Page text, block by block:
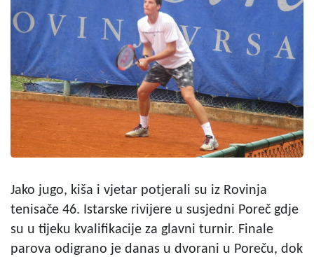
Jako jugo, kiša i vjetar potjerali su iz Rovinja
tenisače 46. Istarske rivijere u susjedni Poreč gdje
su u tijeku kvalifikacije za glavni turnir. Finale
parova odigrano je danas u dvorani u Poreču, dok